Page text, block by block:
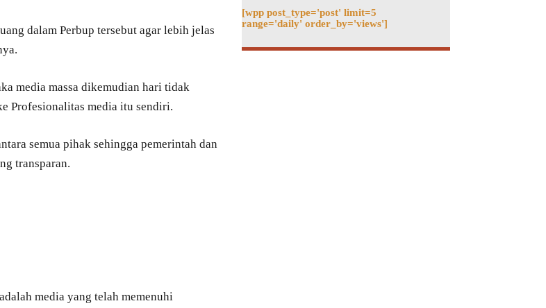
dalam Perbup tersebut agar lebih jelas
media massa dikemudian hari tidak
Profesionalitas media itu sendiri.
semua pihak sehingga pemerintah dan
transparan.
media yang telah memenuhi
[wpp post_type='post' limit=5
range='daily' order_by='views']